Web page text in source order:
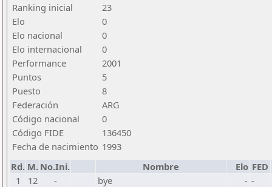
Ranking inicial
23
Elo
0
Elo nacional
0
Elo internacional
0
Performance
2001
Puntos
5
Puesto
8
Federación
ARG
Código nacional
0
Código FIDE
136450
Fecha de nacimiento 1993
Rd. M. No.Ini. Nombre Elo FED
1
12 - bye - -